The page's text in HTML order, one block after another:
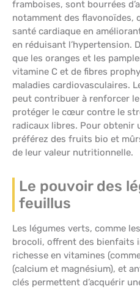
framboises, sont bourrées
notamment des
santé cardiaque en
en réduisant l’hypertension.
que les oranges et les
vitamine C et de fibres
maladies cardiovasculaires.
peut contribuer à renforcer
protéger le cœur contre le
radicaux libres. Pour obtenir
préférez des fruits bio et
de leur valeur nutritionnelle.
Le pouvoir des
feuillus
Les légumes verts, comme
brocoli, offrent des bienfaits
richesse en vitamines
(calcium et magnésium), et
clés permettent d’acquérir